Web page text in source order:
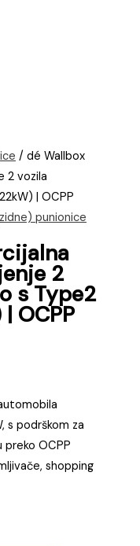
/ dé Wallbox
2 vozila
| OCPP
punionice
2
s Type2
OCPP
s podrškom za
preko OCPP
shopping